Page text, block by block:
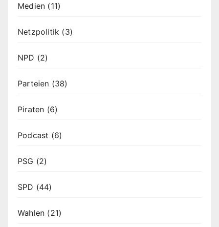
Medien (11)
Netzpolitik (3)
NPD (2)
Parteien (38)
Piraten (6)
Podcast (6)
PSG (2)
SPD (44)
Wahlen (21)